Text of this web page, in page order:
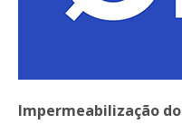
Impermeabilização